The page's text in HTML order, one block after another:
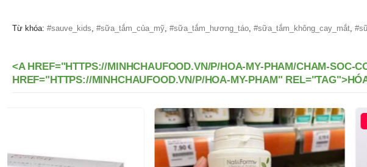
Từ khóa: #sauve_kids #sữa_tắm_của_mỹ #sữa_tắm_hương_táo #sữa_tắm_không_cay_mắt
<A HREF="HTTPS://MINHCHAUFOOD.VN/P/HOA-MY-PHAM/CHAM-SOC-
HREF="HTTPS://MINHCHAUFOOD.VN/P/HOA-MY-PHAM"
-13%